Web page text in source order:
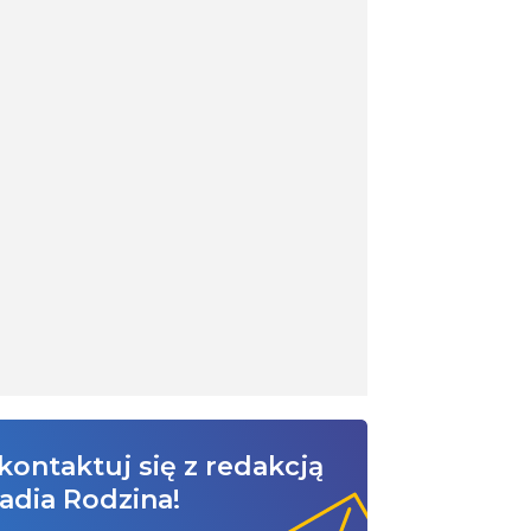
się z redakcją
Rodzina!